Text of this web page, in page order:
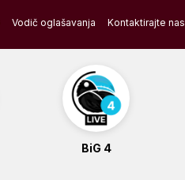
Vodič oglašavanja Kontaktirajte nas
BiG 4